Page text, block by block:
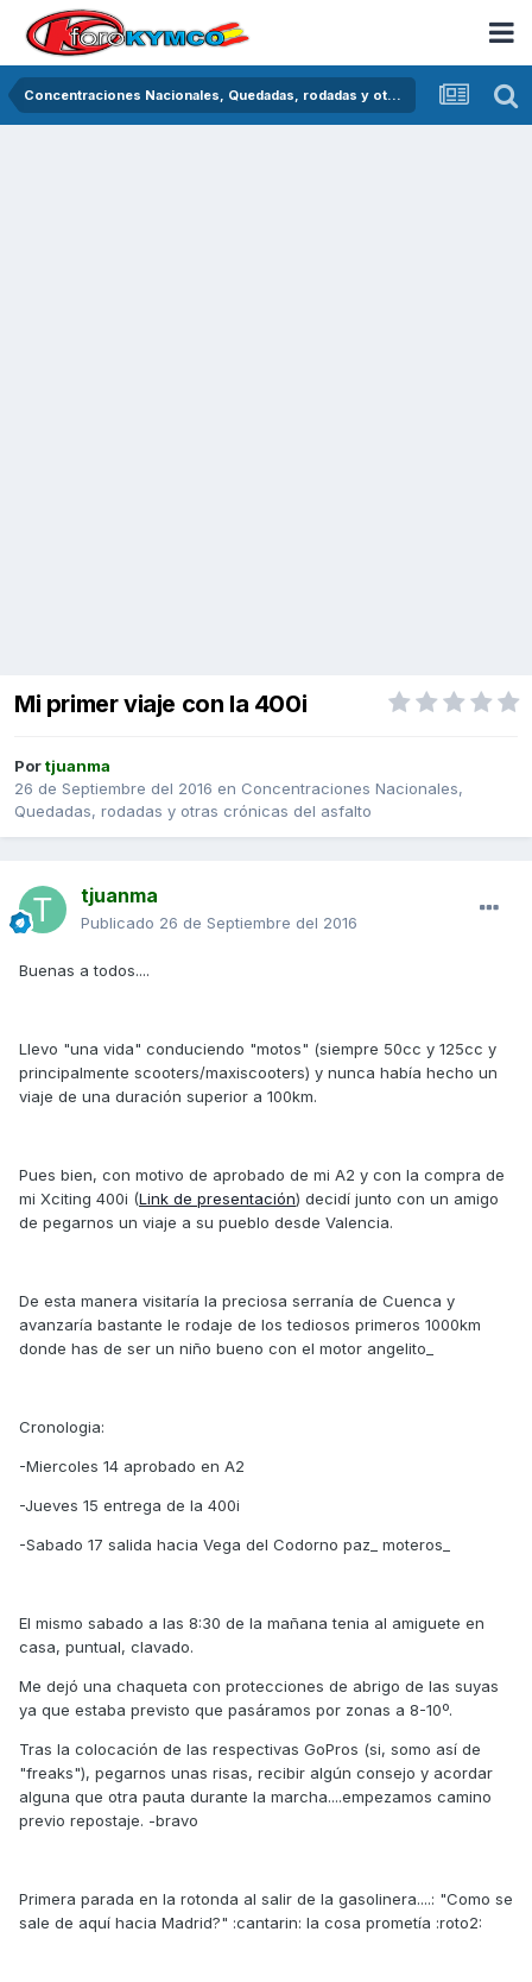
Concentraciones Nacionales, Quedadas, rodadas y otras crónicas del asfalto
Mi primer viaje con la 400i
Portjuanma
26 de Septiembre del 2016 en Concentraciones Nacionales,
Quedadas, rodadas y otras crónicas del asfalto
tjuanma
Publicado 26 de Septiembre del 2016
Buenas a todos....
Llevo "una vida" conduciendo "motos" (siempre 50cc y 125cc y
principalmente scooters/maxiscooters) y nunca había hecho un
viaje de una duración superior a 100km.
Pues bien, con motivo de aprobado de mi A2 y con la compra de
mi Xciting 400i (Link de presentación) decidí junto con un amigo
de pegarnos un viaje a su pueblo desde Valencia.
De esta manera visitaría la preciosa serranía de Cuenca y
avanzaría bastante le rodaje de los tediosos primeros 1000km
donde has de ser un niño bueno con el motor angelito_
Cronologia:
-Miercoles 14 aprobado en A2
-Jueves 15 entrega de la 400i
-Sabado 17 salida hacia Vega del Codorno paz_ moteros_
El mismo sabado a las 8:30 de la mañana tenia al amiguete en
casa, puntual, clavado.
Me dejó una chaqueta con protecciones de abrigo de las suyas
ya que estaba previsto que pasáramos por zonas a 8-10º.
Tras la colocación de las respectivas GoPros (si, somo así de
"freaks"), pegarnos unas risas, recibir algún consejo y acordar
alguna que otra pauta durante la marcha....empezamos camino
previo repostaje. -bravo
Primera parada en la rotonda al salir de la gasolinera....: "Como se
sale de aquí hacia Madrid?" :cantarin: la cosa prometía :roto2: